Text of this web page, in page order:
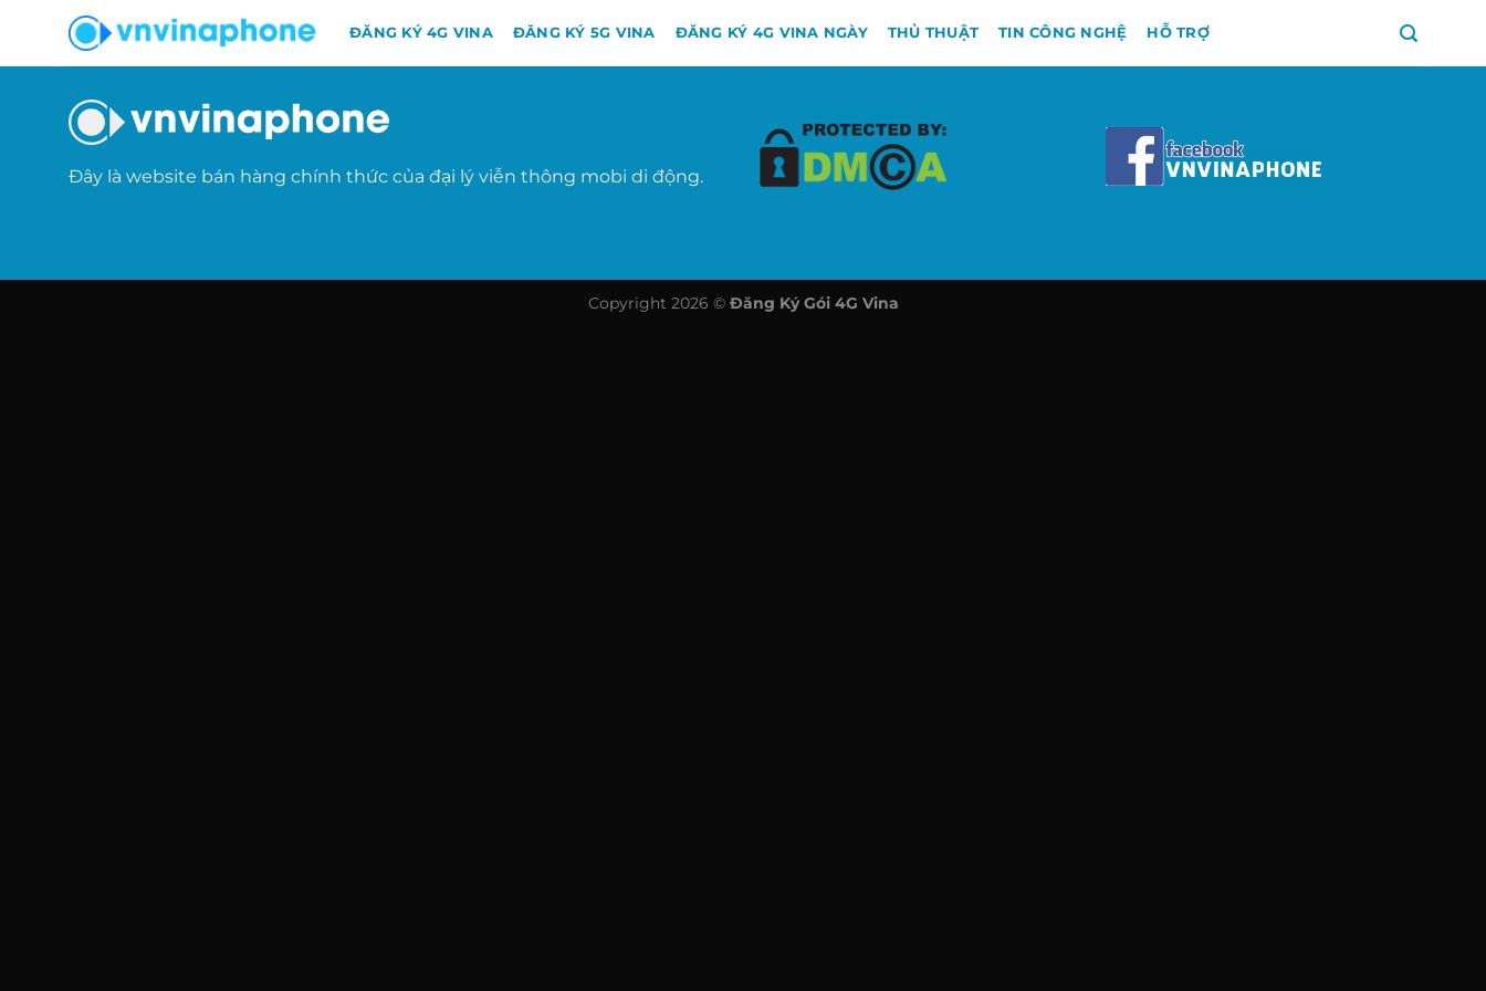
nội
ĐĂNG KÝ 4G VINA ĐĂNG KÝ 5G VINA ĐĂNG KÝ 4G VINA NGÀY THỦ THUẬT TIN CÔNG NGHỆ HỖ TRỢ
Đây là website bán hàng chính thức của đại lý viễn thông mobi di động.
Copyright 2026 © Đăng Ký Gói 4G Vina